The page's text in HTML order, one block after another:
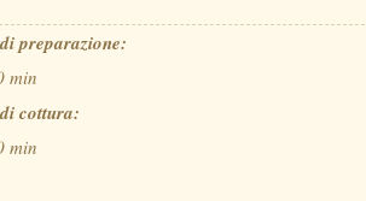
preparazione:
min
cottura:
min